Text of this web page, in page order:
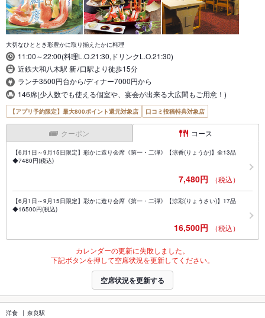
大切なひととき彩豊かに取り揃えたかに料理
11:00～22:00(料理L.O.21:30,ドリンクL.O.21:30)
近鉄大和八木駅 新ﾉ口駅より徒歩15分
ランチ3500円台から/ディナー7000円から
146席(少人数でも使える個室や、宴会が出来る大広間もご用意！)
【アプリ予約限定】最大800ポイント還元対象店 口コミ投稿特典対象店
クーポン コース
【6月1日～9月15日限定】彩かに造り会席《第一・二弾》【涼香(りょうか)】全13品
◆7480円(税込)
7,480円 （税込）
【6月1日～9月15日限定】彩かに造り会席《第一・二弾》【涼彩(りょうさい)】17品
◆16500円(税込)
16,500円 （税込）
カレンダーの更新に失敗しました。
下記ボタンを押して空席状況を更新してください。
空席状況を更新する
洋食 奈良駅